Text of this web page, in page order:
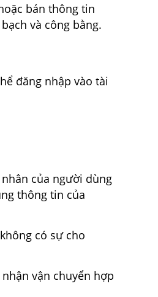
bán thông tin
và công bằng.
đăng nhập vào tài
của người dùng
thông tin của
có sự cho
vận chuyển hợp